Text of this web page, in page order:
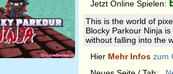
Jetzt Online Spielen:
This is the world of
Blocky Parkour Ninja
without falling into the
Hier Mehr Infos zum